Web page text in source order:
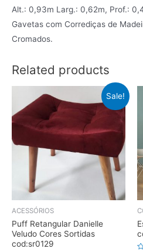
Alt.: 0,93m Larg.: 0,62m, Prof.:
Gavetas com Corrediças de
Cromados.
Related products
Sale!
ACESSÓRIOS
Puff Retangular Danielle
Veludo Cores Sortidas
cod:sr0129